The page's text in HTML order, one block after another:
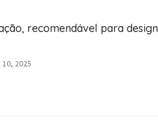
recomendável para
2025